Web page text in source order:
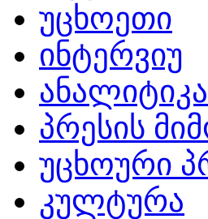
უცხოეთი
ინტერვიუ
ანალიტიკა
პრესის
უცხოური
კულტურა